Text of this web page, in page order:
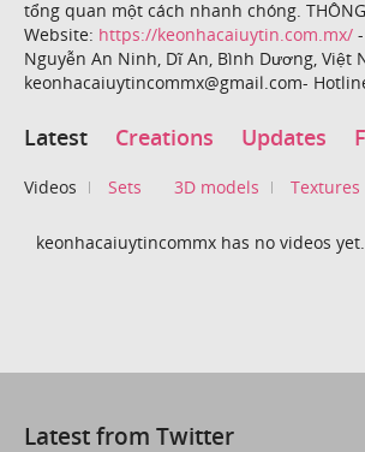
tổng quan một cách nhanh chóng. THÔNG
Website: https://keonhacaiuytin.com.mx/
Nguyễn An Ninh, Dĩ An, Bình Dương, Việt
keonhacaiuytincommx@gmail.com-
Latest Creations Updates
Videos Sets 3D models Textures
keonhacaiuytincommx has no videos yet.
Latest from Twitter